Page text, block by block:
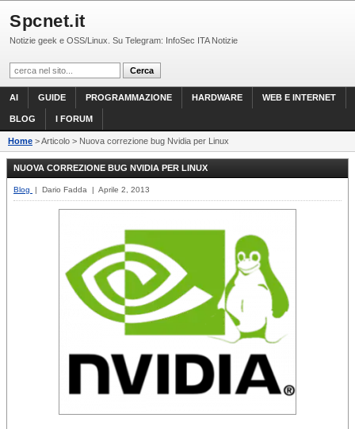
Spcnet.it
Notizie geek e OSS/Linux. Su Telegram: InfoSec ITA Notizie
AI GUIDE PROGRAMMAZIONE HARDWARE WEB E INTERNET
BLOG I FORUM
Home > Articolo > Nuova correzione bug Nvidia per Linux
NUOVA CORREZIONE BUG NVIDIA PER LINUX
Blog | Dario Fadda | Aprile 2, 2013